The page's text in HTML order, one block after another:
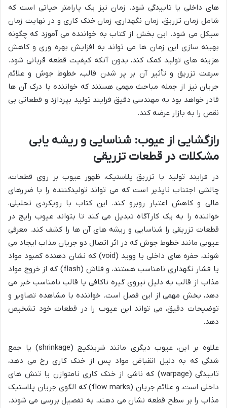
های داخلی یا تابیدگی شود. زمان نیز یک پارامتر حیاتی است که
شامل زمان تزریق، زمان نگهداری، زمان خنک کاری و در نهایت زمان
سیکل می شود. این بخش از کتاب به خواننده می آموزد که چگونه
بهینه سازی این زمان ها می تواند به افزایش بهره وری و کاهش
هزینه های تولید کمک کند، بدون آنکه کیفیت قطعه قربانی شود.
سرعت تزریق و تأثیر آن بر پر شدن قالب، خطوط جوش و علائم
جریان نیز از جمله مباحث مهمی هستند که خواننده با درک آن ها
قادر خواهد بود به مهندسی دقیق فرایند تولید بپردازد و قطعاتی بی
نقص را به بازار عرضه کند.
رازگشایی از عیوب: شناسایی و ریشه یابی
مشکلات در قطعات تزریقی
در فرایند تولید با تزریق پلاستیک، ظهور عیوب بر روی قطعات،
چالشی اجتناب ناپذیر است که می تواند تولیدکننده را با ضررهای
مالی و کاهش اعتبار روبرو کند. این کتاب با رویکردی تحلیلی،
خواننده را به یک کارآگاه تبدیل می کند تا بتواند عیوب رایج در
قطعات تزریقی را شناسایی و ریشه های آن ها را کشف کند. معرفی
عیوبی مانند خطوط جوش که در اثر اتصال دو جریان مذاب ایجاد می
شوند، حفره های داخلی یا ووید (void) که نشان دهنده کمبود مواد
یا فشار نگهداری نامناسب هستند، و فلاش (flash) که از خروج مواد
مذاب از قالب به دلیل نیروی گیره ناکافی یا قالب نامناسب خبر می
دهد، بخش مهمی از این فصل است. خواننده با مشاهده تصاویر و
توضیحات دقیق، می تواند این عیوب را در قطعات خود تشخیص
دهد.
علاوه بر این، عیوب دیگری مانند شرینکیج (shrinkage) یا جمع
شدگی که به دلیل انقباض مواد پس از خنک کاری رخ می دهد،
تابیدگی (warpage) که ناشی از خنک کاری نامتوازن یا تنش های
داخلی است، و علائم جریان (flow marks) که الگوی جریان پلاستیک
مذاب را بر سطح قطعه نشان می دهند، به تفصیل بررسی می شوند.